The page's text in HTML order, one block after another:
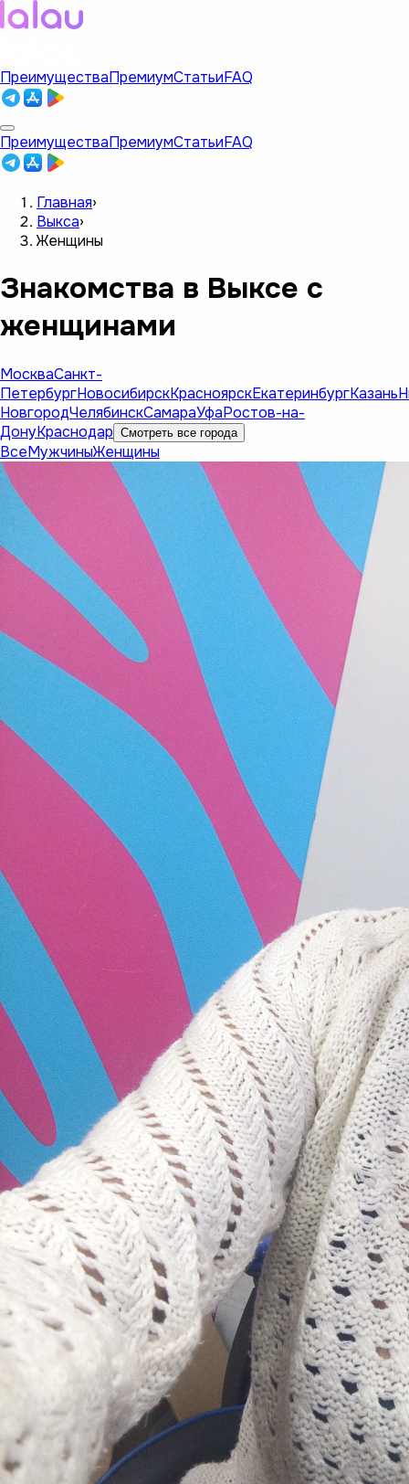
ПреимуществаПремиумСтатьиFAQ
ПреимуществаПремиумСтатьиFAQ
Главная›
Выкса›
Женщины
Знакомства в Выксе с
женщинами
МоскваСанкт-
ПетербургНовосибирскКрасноярскЕкатеринбургКазань
НовгородЧелябинскСамараУфаРостов-на-
ДонуКраснодар Смотреть все города
ВсеМужчиныЖенщины